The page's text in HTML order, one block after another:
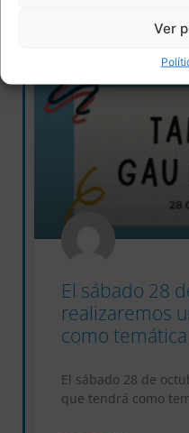
Ver
El sábado 28
realizaremos
como
El sábado 28 de
que tendrá como